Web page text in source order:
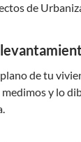
de
de tu
y lo